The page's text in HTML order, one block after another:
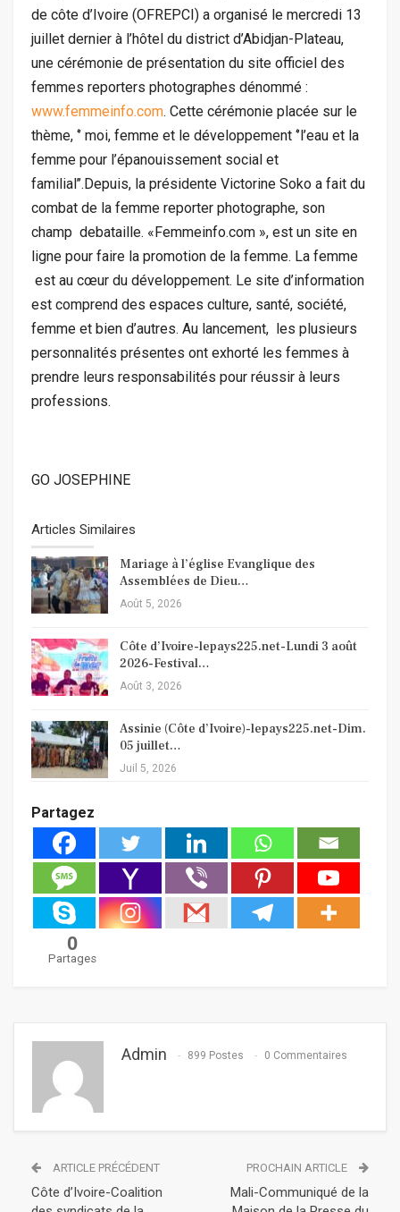
de côte d’Ivoire (OFREPCI) a organisé le mercredi 13
juillet dernier à l’hôtel du district d’Abidjan-Plateau,
une cérémonie de présentation du site officiel des
femmes reporters photographes dénommé :
www.femmeinfo.com. Cette cérémonie placée sur le
thème, ‘’ moi, femme et le développement ‘’l’eau et la
femme pour l’épanouissement social et
familial’’.Depuis, la présidente Victorine Soko a fait du
combat de la femme reporter photographe, son
champ debataille. «Femmeinfo.com », est un site en
ligne pour faire la promotion de la femme. La femme
est au cœur du développement. Le site d’information
est comprend des espaces culture, santé, société,
femme et bien d’autres. Au lancement, les plusieurs
personnalités présentes ont exhorté les femmes à
prendre leurs responsabilités pour réussir à leurs
professions.
GO JOSEPHINE
Articles Similaires
Mariage à l’église Evanglique des
Assemblées de Dieu…
Août 5, 2026
Côte d’Ivoire-lepays225.net-Lundi 3 août
2026-Festival…
Août 3, 2026
Assinie (Côte d’Ivoire)-lepays225.net-Dim.
05 juillet…
Juil 5, 2026
Partagez
0
Partages
Admin 899 Postes 0 Commentaires
ARTICLE PRÉCÉDENT
Côte d’Ivoire-Coalition
PROCHAIN ARTICLE
Mali-Communiqué de la